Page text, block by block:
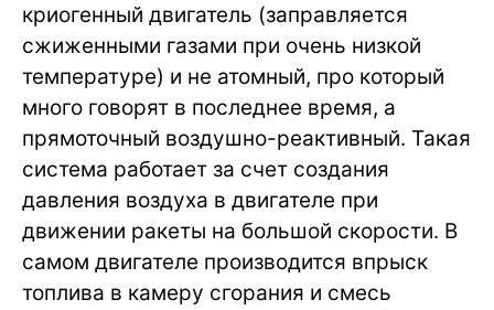
криогенный двигатель (заправляется
сжиженными газами при очень низкой
температуре) и не атомный, про который
много говорят в последнее время, а
прямоточный воздушно-реактивный. Такая
система работает за счет создания
давления воздуха в двигателе при
движении ракеты на большой скорости. В
самом двигателе производится впрыск
топлива в камеру сгорания и смесь